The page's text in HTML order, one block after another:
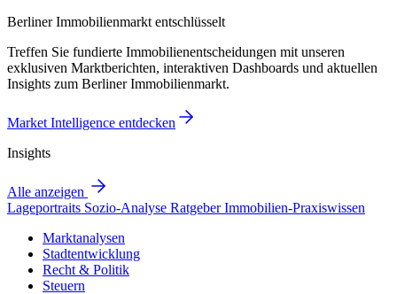
Berliner Immobilienmarkt entschlüsselt
Treffen Sie fundierte Immobilienentscheidungen mit unseren
exklusiven Marktberichten, interaktiven Dashboards und aktuellen
Insights zum Berliner Immobilienmarkt.
Market Intelligence entdecken
Insights
Alle anzeigen
Lageportraits Sozio-Analyse RatgeberImmobilien-Praxiswissen
Marktanalysen
Stadtentwicklung
Recht & Politik
Steuern